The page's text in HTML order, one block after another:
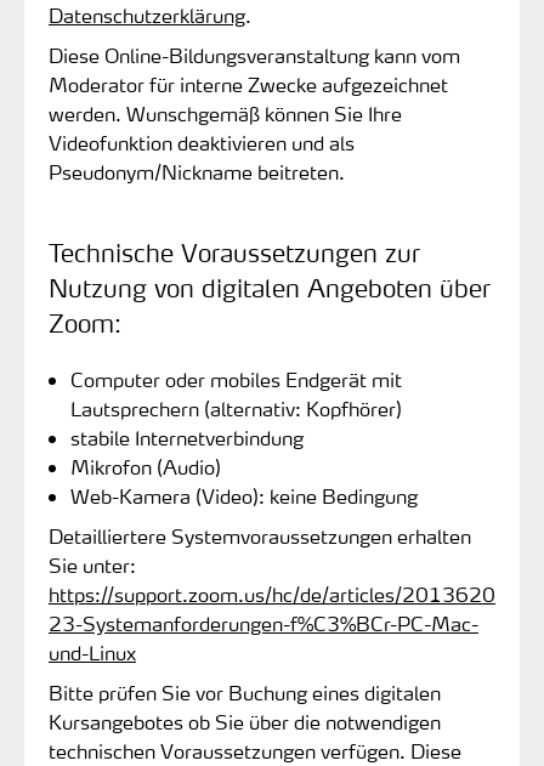
Datenschutzerklärung.
Diese Online-Bildungsveranstaltung kann vom
Moderator für interne Zwecke aufgezeichnet
werden. Wunschgemäß können Sie Ihre
Videofunktion deaktivieren und als
Pseudonym/Nickname beitreten.
Technische Voraussetzungen zur
Nutzung von digitalen Angeboten über
Zoom:
Computer oder mobiles Endgerät mit
Lautsprechern (alternativ: Kopfhörer)
stabile Internetverbindung
Mikrofon (Audio)
Web-Kamera (Video): keine Bedingung
Detailliertere Systemvoraussetzungen erhalten
Sie unter:
https://support.zoom.us/hc/de/articles/2013620
23-Systemanforderungen-f%C3%BCr-PC-Mac-
und-Linux
Bitte prüfen Sie vor Buchung eines digitalen
Kursangebotes ob Sie über die notwendigen
technischen Voraussetzungen verfügen. Diese